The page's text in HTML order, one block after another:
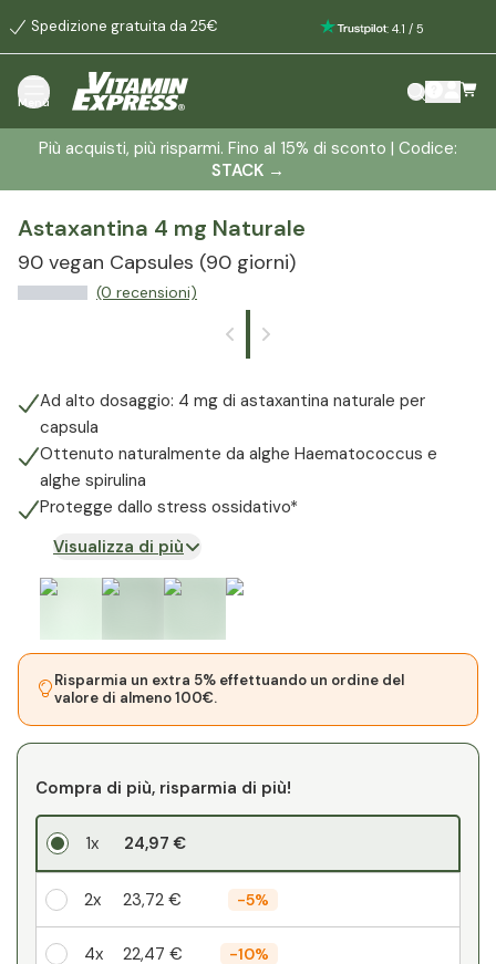
Spedizione gratuita da 25€ : 4.1 / 5
Menù
Più acquisti, più risparmi. Fino al 15% di sconto | Codice:
STACK →
Astaxantina 4 mg Naturale
90 vegan Capsules (90 giorni)
(0 recensioni)
Ad alto dosaggio: 4 mg di astaxantina naturale per
capsula
Ottenuto naturalmente da alghe Haematococcus e
alghe spirulina
Protegge dallo stress ossidativo*
Visualizza di più
Risparmia un extra 5% effettuando un ordine del
valore di almeno 100€.
Compra di più, risparmia di più!
1x 24,97 €
2x 23,72 € -5%
4x 22,47 € -10%